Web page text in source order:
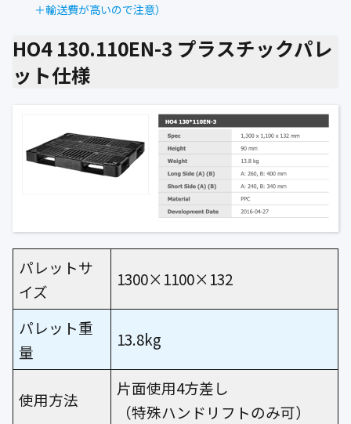
＋輸送費が高いので注意）
HO4 130.110EN-3 プラスチックパレ
ット仕様
パレットサ
イズ
1300×1100×132
パレット重
量
13.8kg
使用方法
片面使用4方差し
（特殊ハンドリフトのみ可）